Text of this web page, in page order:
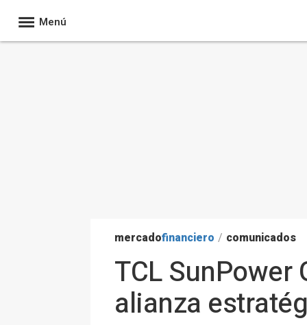
Menú
mercadofinanciero / comunicados
TCL SunPower
alianza